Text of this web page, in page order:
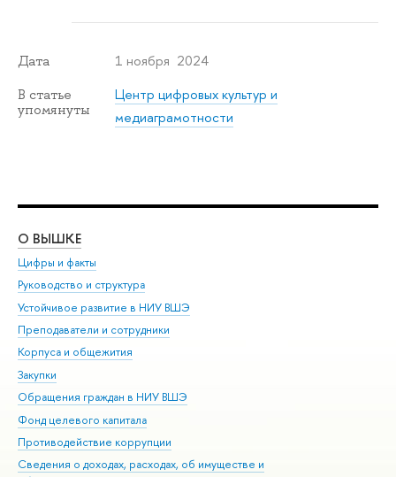
Дата 1 ноября 2024
В статье
упомянуты
Центр цифровых культур и
медиаграмотности
О ВЫШКЕ
Цифры и факты
Руководство и структура
Устойчивое развитие в НИУ ВШЭ
Преподаватели и сотрудники
Корпуса и общежития
Закупки
Обращения граждан в НИУ ВШЭ
Фонд целевого капитала
Противодействие коррупции
Сведения о доходах, расходах, об имуществе и